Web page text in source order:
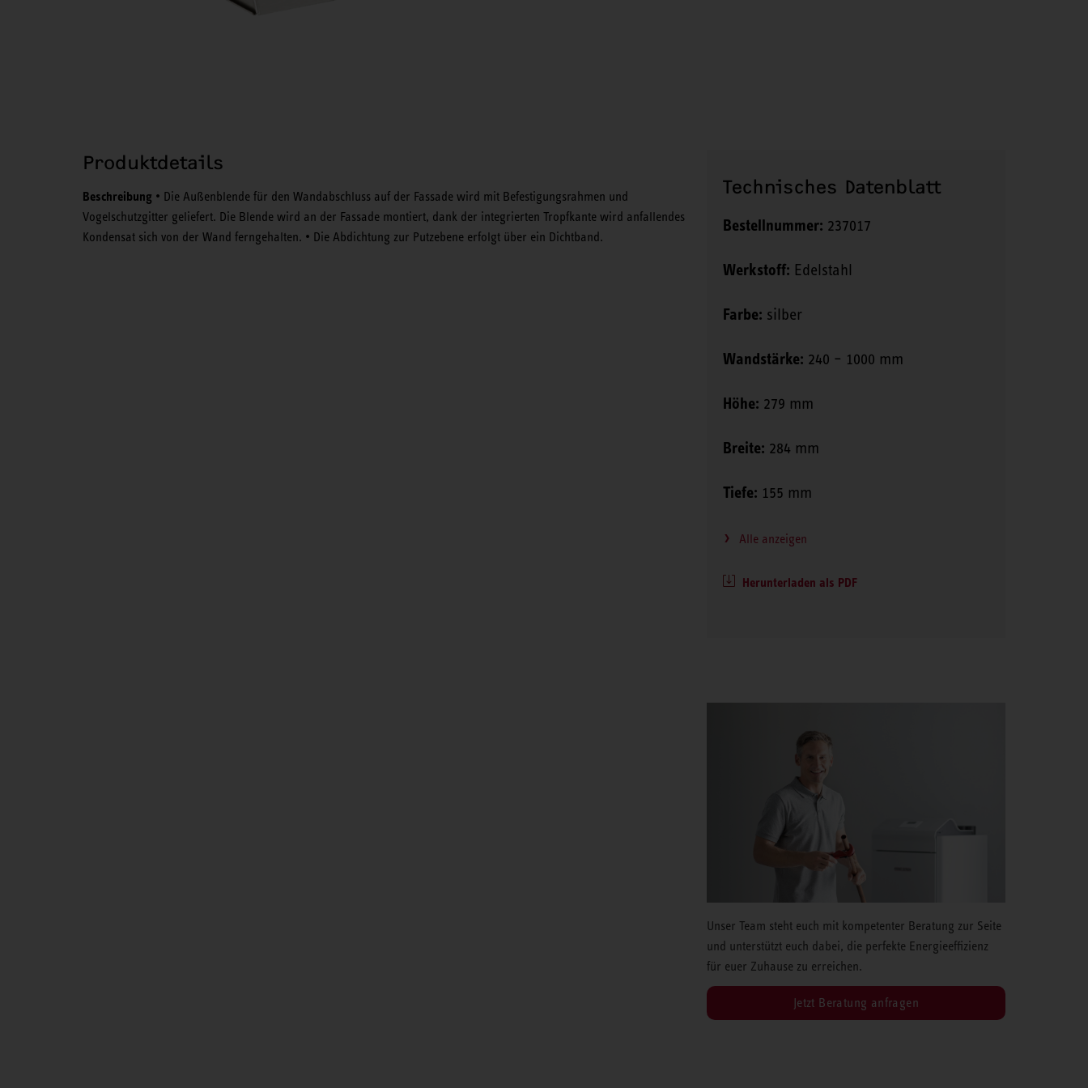
Produktdetails
Beschreibung • Die Außenblende für den Wandabschluss auf der Fassade wird mit Befestigungsrahmen und
Vogelschutzgitter geliefert. Die Blende wird an der Fassade montiert, dank der integrierten Tropfkante wird anfallendes
Kondensat sich von der Wand ferngehalten. • Die Abdichtung zur Putzebene erfolgt über ein Dichtband.
Technisches Datenblatt
Bestellnummer: 237017
Werkstoff: Edelstahl
Farbe: silber
Wandstärke: 240 – 1000 mm
Höhe: 279 mm
Breite: 284 mm
Tiefe: 155 mm
Alle anzeigen
Herunterladen als PDF
Unser Team steht euch mit kompetenter Beratung zur Seite
und unterstützt euch dabei, die perfekte Energieeffizienz
für euer Zuhause zu erreichen.
Jetzt Beratung anfragen